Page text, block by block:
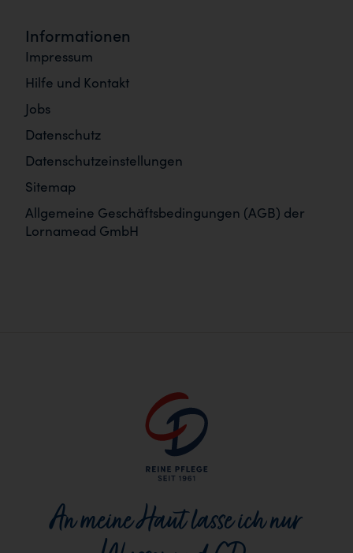
Informationen
Impressum
Hilfe und Kontakt
Jobs
Datenschutz
Datenschutzeinstellungen
Sitemap
Allgemeine Geschäftsbedingungen (AGB) der
Lornamead GmbH
An meine Haut lasse ich nur